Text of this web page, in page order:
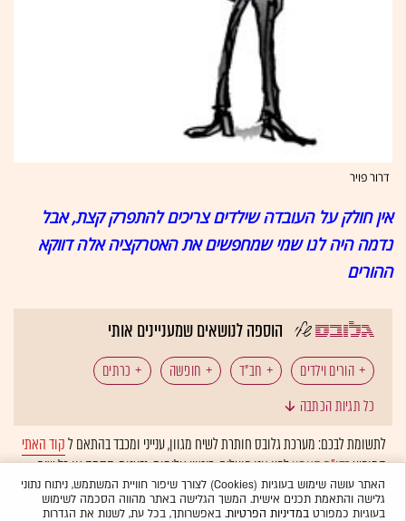
דרור פויר
אין חולק על העובדה שילדים צריכים להתפרק קצת, אבל
נדמה היה לנו שמי שמחפשים את האטרקציה אלה דווקא
ההורים
הוספה לנושאים שמעניינים אותי
הורים וילדים חב"ד חופשה כרתים
כל תגיות הכתבה
לתשומת לבכם: מערכת גלובס חותרת לשיח מגוון, ענייני ומכבד בהתאם לקוד האתי
המופיעבדו"ח האמוןלפיו אנו פועלים. ביטויי אלימות, גזענות, הסתה או כל שיח
בלתי הולם אחר מסוננים בצורהאוטומטיתולא יפורסמו באתר.
האתר עושה שימוש בעוגיות (Cookies) לצורך שיפור חוויית המשתמש, ניתוח נתוני
גלישה והתאמת תכנים אישית. המשך הגלישה באתר מהווה הסכמה לשימוש
בעוגיות כמפורטבמדיניות הפרטיות. באפשרותך, בכל עת, לשנות את הגדרות